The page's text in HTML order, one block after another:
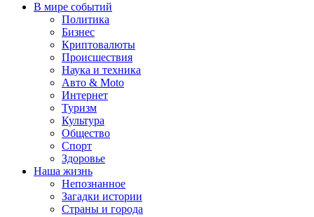
В мире событий
Политика
Бизнес
Криптовалюты
Происшествия
Наука и техника
Авто & Moto
Интернет
Туризм
Культура
Общество
Спорт
Здоровье
Наша жизнь
Непознанное
Загадки истории
Страны и города